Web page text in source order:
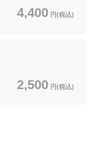
4,400 円(税込)
2,500 円(税込)